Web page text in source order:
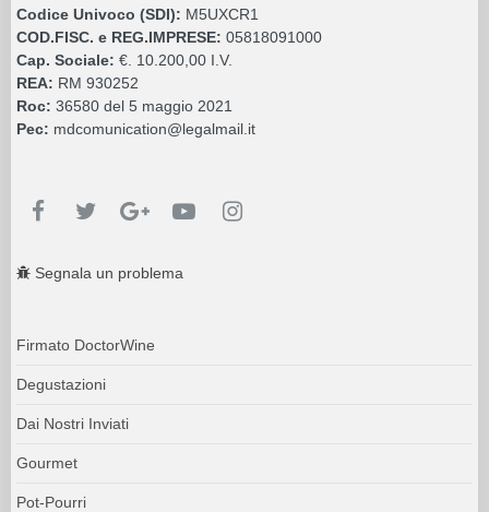
Codice Univoco (SDI): M5UXCR1
COD.FISC. e REG.IMPRESE: 05818091000
Cap. Sociale: €. 10.200,00 I.V.
REA: RM 930252
Roc: 36580 del 5 maggio 2021
Pec: mdcomunication@legalmail.it
Segnala un problema
Firmato DoctorWine
Degustazioni
Dai Nostri Inviati
Gourmet
Pot-Pourri